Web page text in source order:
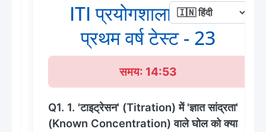
ITI प्रयोगशाला सहायक
प्रथम वर्ष टेस्ट - 23
समय: 14:53
Q1. 1. 'टाइट्रेसन' (Titration) में 'ज्ञात सांद्रता'
(Known Concentration) वाले घोल को क्या